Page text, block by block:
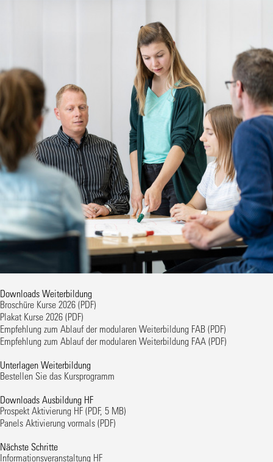
Downloads Weiterbildung
Broschüre Kurse 2026 (PDF)
Plakat Kurse 2026 (PDF)
Empfehlung zum Ablauf der modularen Weiterbildung FAB (PDF)
Empfehlung zum Ablauf der modularen Weiterbildung FAA (PDF)
Unterlagen Weiterbildung
Bestellen Sie das Kursprogramm
Downloads Ausbildung HF
Prospekt Aktivierung HF (PDF, 5 MB)
Panels Aktivierung vormals (PDF)
Nächste Schritte
Informationsveranstaltung HF